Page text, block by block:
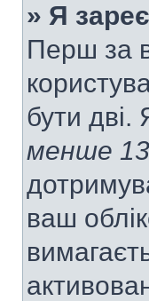
» Я
Перш за
бути
менше 13
ваш